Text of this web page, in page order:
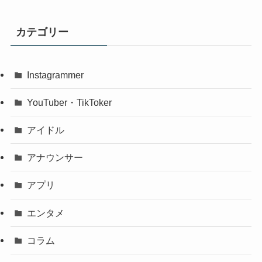
カテゴリー
Instagrammer
YouTuber・TikToker
アイドル
アナウンサー
アプリ
エンタメ
コラム